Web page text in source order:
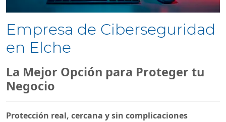
Empresa de Ciberseguridad
en Elche
La Mejor Opción para Proteger tu
Negocio
Protección real, cercana y sin complicaciones